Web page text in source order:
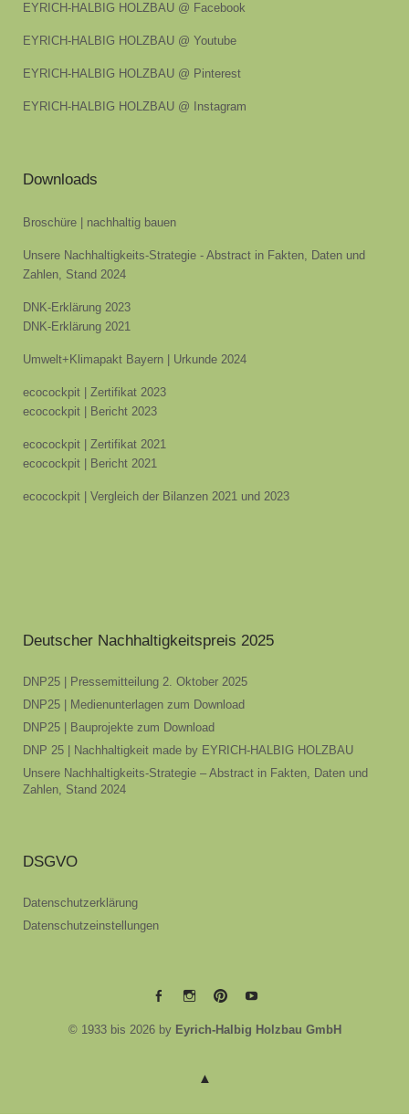
EYRICH-HALBIG HOLZBAU @ Facebook
EYRICH-HALBIG HOLZBAU @ Youtube
EYRICH-HALBIG HOLZBAU @ Pinterest
EYRICH-HALBIG HOLZBAU @ Instagram
Downloads
Broschüre | nachhaltig bauen
Unsere Nachhaltigkeits-Strategie - Abstract in Fakten, Daten und
Zahlen, Stand 2024
DNK-Erklärung 2023
DNK-Erklärung 2021
Umwelt+Klimapakt Bayern | Urkunde 2024
ecocockpit | Zertifikat 2023
ecocockpit | Bericht 2023
ecocockpit | Zertifikat 2021
ecocockpit | Bericht 2021
ecocockpit | Vergleich der Bilanzen 2021 und 2023
Deutscher Nachhaltigkeitspreis 2025
DNP25 | Pressemitteilung 2. Oktober 2025
DNP25 | Medienunterlagen zum Download
DNP25 | Bauprojekte zum Download
DNP 25 | Nachhaltigkeit made by EYRICH-HALBIG HOLZBAU
Unsere Nachhaltigkeits-Strategie – Abstract in Fakten, Daten und
Zahlen, Stand 2024
DSGVO
Datenschutzerklärung
Datenschutzeinstellungen
EYRICH-EYRICH-EYRICH-EYRICH-
© 1933 bis 2026 by Eyrich-Halbig Holzbau GmbH